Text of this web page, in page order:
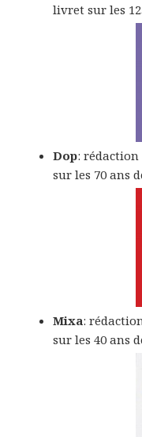
livret sur les
Dop:
sur les 70 ans
Mixa:
sur les 40 ans